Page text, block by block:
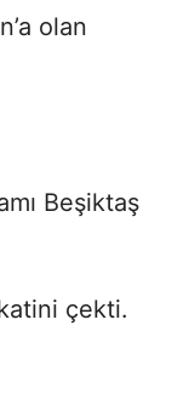
olan
Beşiktaş
çekti.